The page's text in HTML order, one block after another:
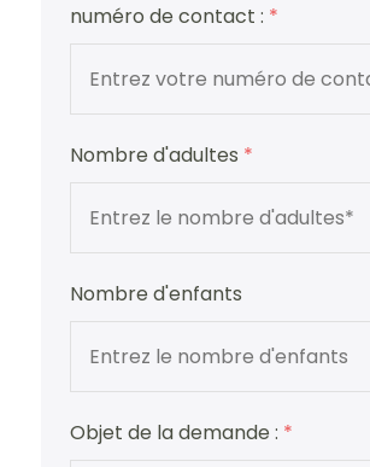
numéro de contact : *
Nombre d'adultes *
Nombre d'enfants
Objet de la demande : *